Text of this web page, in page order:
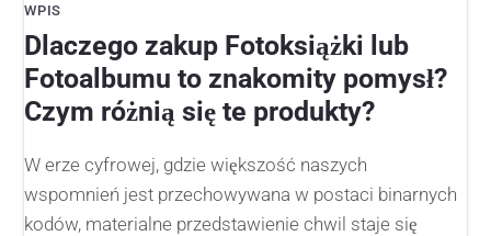
WPIS
Dlaczego zakup Fotoksiążki lub
Fotoalbumu to znakomity pomysł?
Czym różnią się te produkty?
W erze cyfrowej, gdzie większość naszych
wspomnień jest przechowywana w postaci binarnych
kodów, materialne przedstawienie chwil staje się